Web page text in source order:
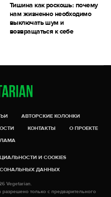
Тишина как роскошь: почему
нам жизненно необходимо
выключать шум и
возвращаться к себе
АВТОРСКИЕ КОЛОНКИ
КОНТАКТЫ
О ПРОЕКТЕ
И COOKIES
ДАННЫХ
Vegetarian.
только с предварительного